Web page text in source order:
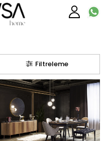
Filtreleme